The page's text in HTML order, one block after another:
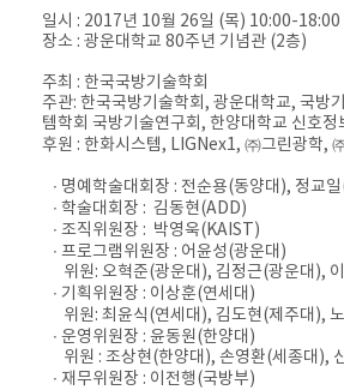
일시 : 2017년 10월 26일 (목) 10:00-18:00
장소 : 광운대학교 80주년 기념관 (2층)
주최 : 한국국방기술학회
주관: 한국국방기술학회, 광운대학교, 국방
템학회 국방기술연구회, 한양대학교 신호정
후원 : 한화시스템, LIGNex1, ㈜그린광학,
∙ 명예학술대회장 : 전순용(동양대), 정교
∙ 학술대회장 : 김동현(ADD)
∙ 조직위원장 : 박영욱(KAIST)
∙ 프로그램위원장 : 어윤성(광운대)
위원: 오혁준(광운대), 김정근(광운대),
∙ 기획위원장 : 이상훈(연세대)
위원: 최윤식(연세대), 김도현(제주대),
∙ 운영위원장 : 윤동원(한양대)
위원 : 조상현(한양대), 손영환(세종대),
∙ 재무위원장 : 이전행(국방부)